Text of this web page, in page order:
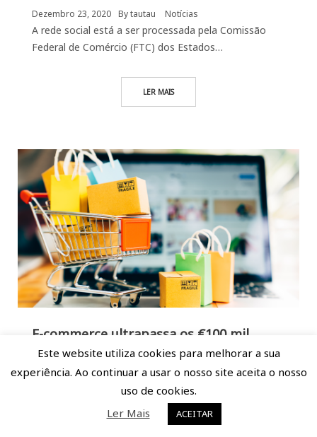
Dezembro 23, 2020 Bytautau Notícias
A rede social está a ser processada pela Comissão
Federal de Comércio (FTC) dos Estados…
LER MAIS
E-commerce ultrapassa os €100 mil
milhões em 2020
Dezembro 16, 2020 Bytautau Notícias
A situação pandémica trouxe ótimas notícias para o
comércio eletrónico em Portugal, sendo previsto
Este website utiliza cookies para melhorar a sua
experiência. Ao continuar a usar o nosso site aceita o nosso
uso de cookies.
Ler Mais
ACEITAR